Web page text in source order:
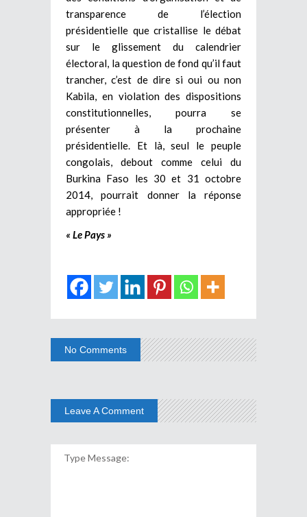
transparence de l’élection
présidentielle que cristallise le débat
sur le glissement du calendrier
électoral, la question de fond qu’il faut
trancher, c’est de dire si oui ou non
Kabila, en violation des dispositions
constitutionnelles, pourra se
présenter à la prochaine
présidentielle. Et là, seul le peuple
congolais, debout comme celui du
Burkina Faso les 30 et 31 octobre
2014, pourrait donner la réponse
appropriée !
« Le Pays »
No Comments
Leave A Comment